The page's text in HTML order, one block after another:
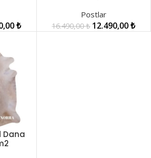
₺
Postlar
16.490,00₺ 12.490,00₺
Dana